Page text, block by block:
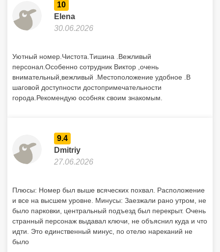
10
Elena
30.06.2026
Уютный номер.Чистота.Тишина .Вежливый
персонал.Особенно сотрудник Виктор ,очень
внимательный,вежливый .Местоположение удобное .В
шаговой доступности достопримечательности
города.Рекомендую особняк своим знакомым.
9.4
Dmitriy
27.06.2026
Плюсы: Номер был выше всяческих похвал. Расположение
и все на высшем уровне. Минусы: Заезжали рано утром, не
было парковки, центральный подъезд был перекрыт. Очень
странный персонаж выдавал ключи, не объяснил куда и что
идти. Это единственный минус, по отелю нареканий не
было